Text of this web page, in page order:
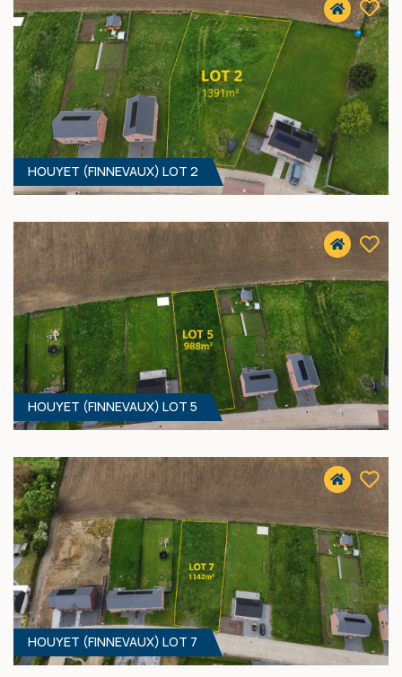
90 000 € HF*
55 900 €
HOUYET (FINNEVAUX) LOT 2
HOUYET (FINNEVAUX) LOT 5
HOUYET (FINNEVAUX) LOT 7